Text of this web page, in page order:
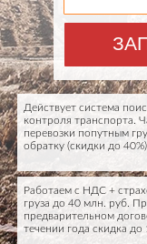
Действует система
контроля транспорта.
перевозки попутным
обратку (скидки до
Работаем с НДС +
груза до 40 млн. руб.
предварительном
течении года скидка до